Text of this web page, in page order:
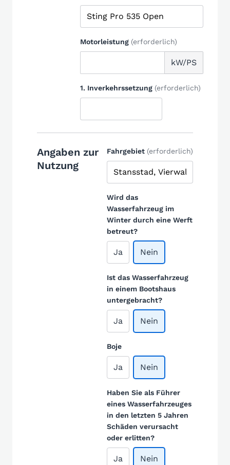
Motorleistung (erforderlich)
kW/PS
1. Inverkehrssetzung (erforderlich)
Angaben zur
Nutzung
Fahrgebiet (erforderlich)
Wird das
Wasserfahrzeug im
Winter durch eine Werft
betreut?
Ja Nein
Ist das Wasserfahrzeug
in einem Bootshaus
untergebracht?
Ja Nein
Boje
Ja Nein
Haben Sie als Führer
eines Wasserfahrzeuges
in den letzten 5 Jahren
Schäden verursacht
oder erlitten?
Ja Nein